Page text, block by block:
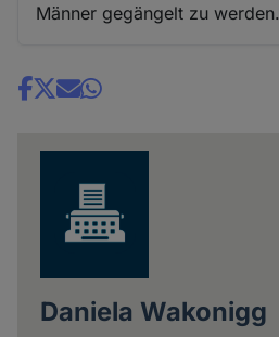
Männer gegängelt zu werden.
Share
Daniela Wakonigg